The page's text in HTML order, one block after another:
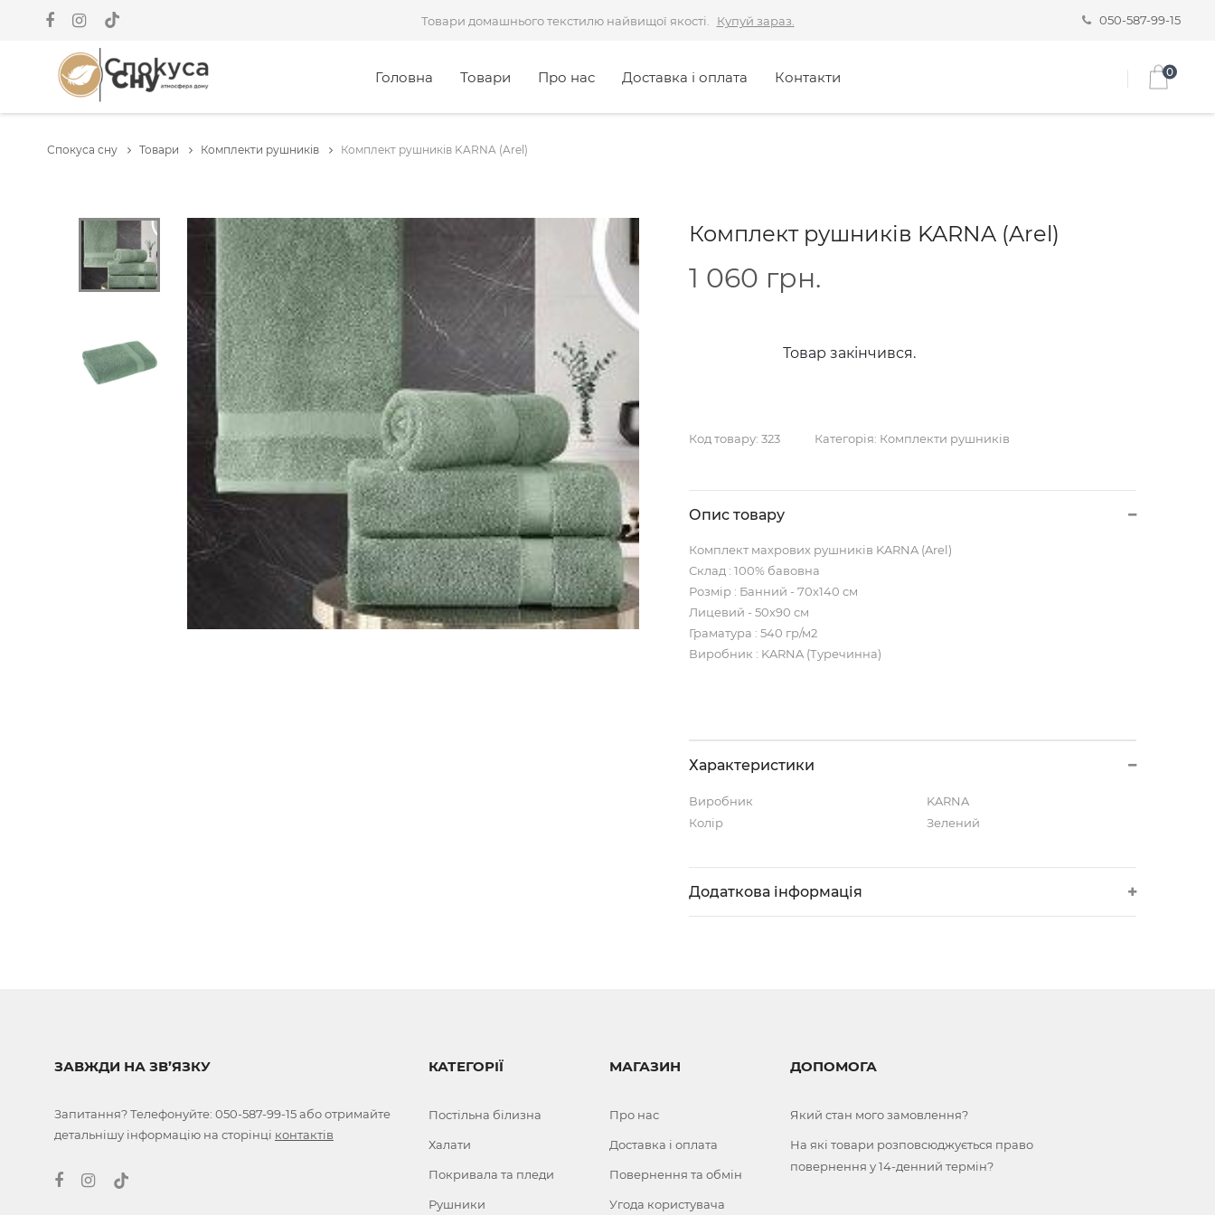
Товари домашнього текстилю найвищої якості. Купуй зараз. 050-587-99-15
Головна Товари Про нас Доставка і оплата Контакти 0
Спокуса сну Товари Комплекти рушників Комплект рушників KARNA (Arel)
Комплект рушників KARNA (Arel)
1 060 грн.
Товар закінчився.
Код товару:323 Категорія: Комплекти рушників
Опис товару
Комплект махрових рушників KARNA (Arel)
Склад : 100% бавовна
Розмір : Банний - 70х140 см
Лицевий - 50х90 см
Граматура : 540 гр/м2
Виробник : KARNA (Туречинна)
Характеристики
Виробник
KARNA
Колір
Зелений
Додаткова інформація
ЗАВЖДИ НА ЗВ’ЯЗКУ
Запитання? Телефонуйте: 050-587-99-15або отримайте
детальнішу інформацію на сторінці контактів
КАТЕГОРІЇ
Постільна білизна
Халати
Покривала та пледи
Рушники
МАГАЗИН
Про нас
Доставка і оплата
Повернення та обмін
Угода користувача
ДОПОМОГА
Який стан мого замовлення?
На які товари розповсюджується право
повернення у 14-денний термін?